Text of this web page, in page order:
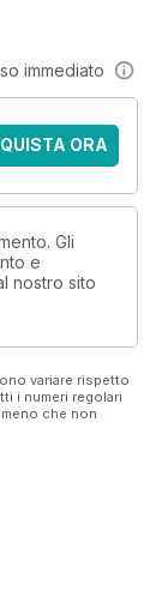
immediato
ORA
Gli
e
nostro sito
variare rispetto
i numeri regolari
che non